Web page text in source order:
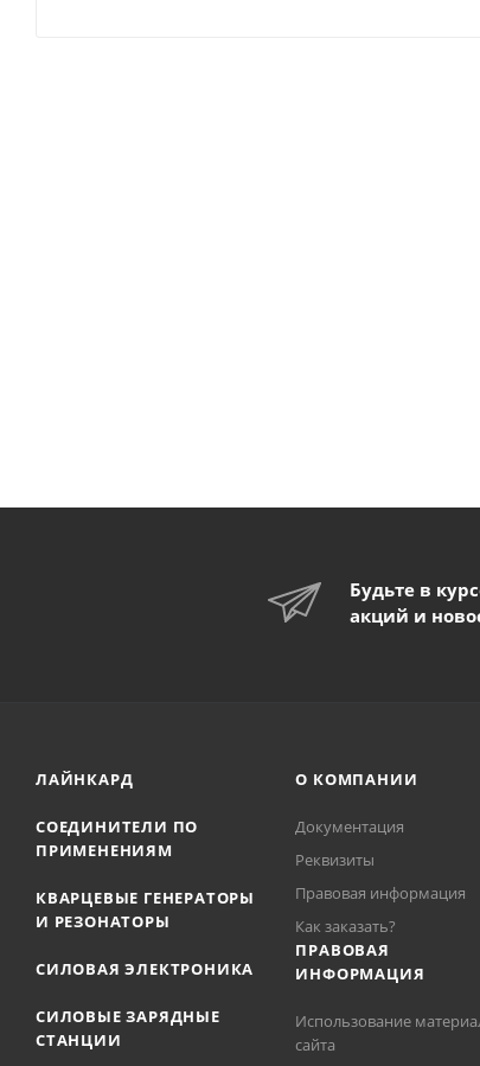
Будьте в
акций и
ЛАЙНКАРД
СОЕДИНИТЕЛИ ПО
ПРИМЕНЕНИЯМ
КВАРЦЕВЫЕ ГЕНЕРАТОРЫ
И РЕЗОНАТОРЫ
СИЛОВАЯ ЭЛЕКТРОНИКА
СИЛОВЫЕ ЗАРЯДНЫЕ
СТАНЦИИ
О КОМПАНИИ
Документация
Реквизиты
Правовая информация
Как заказать?
ПРАВОВАЯ
ИНФОРМАЦИЯ
Использование
сайта